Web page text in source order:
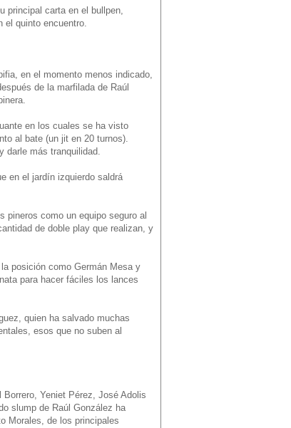
principal carta en el bullpen,
el quinto encuentro.
en el momento menos indicado,
de la marfilada de Raúl
en los cuales se ha visto
al bate (un jit en 20 turnos).
darle más tranquilidad.
en el jardín izquierdo saldrá
pineros como un equipo seguro al
de doble play que realizan, y
posición como Germán Mesa y
para hacer fáciles los lances
quien ha salvado muchas
esos que no suben al
Yeniet Pérez, José Adolis
slump de Raúl González ha
Morales, de los principales